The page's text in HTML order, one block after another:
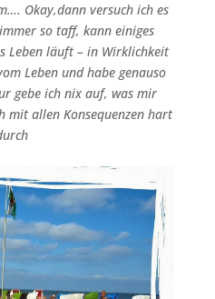
Okay,dann versuch ich es
so taff, kann einiges
Leben läuft – in Wirklichkeit
Leben und habe genauso
gebe ich nix auf, was mir
mit allen Konsequenzen hart